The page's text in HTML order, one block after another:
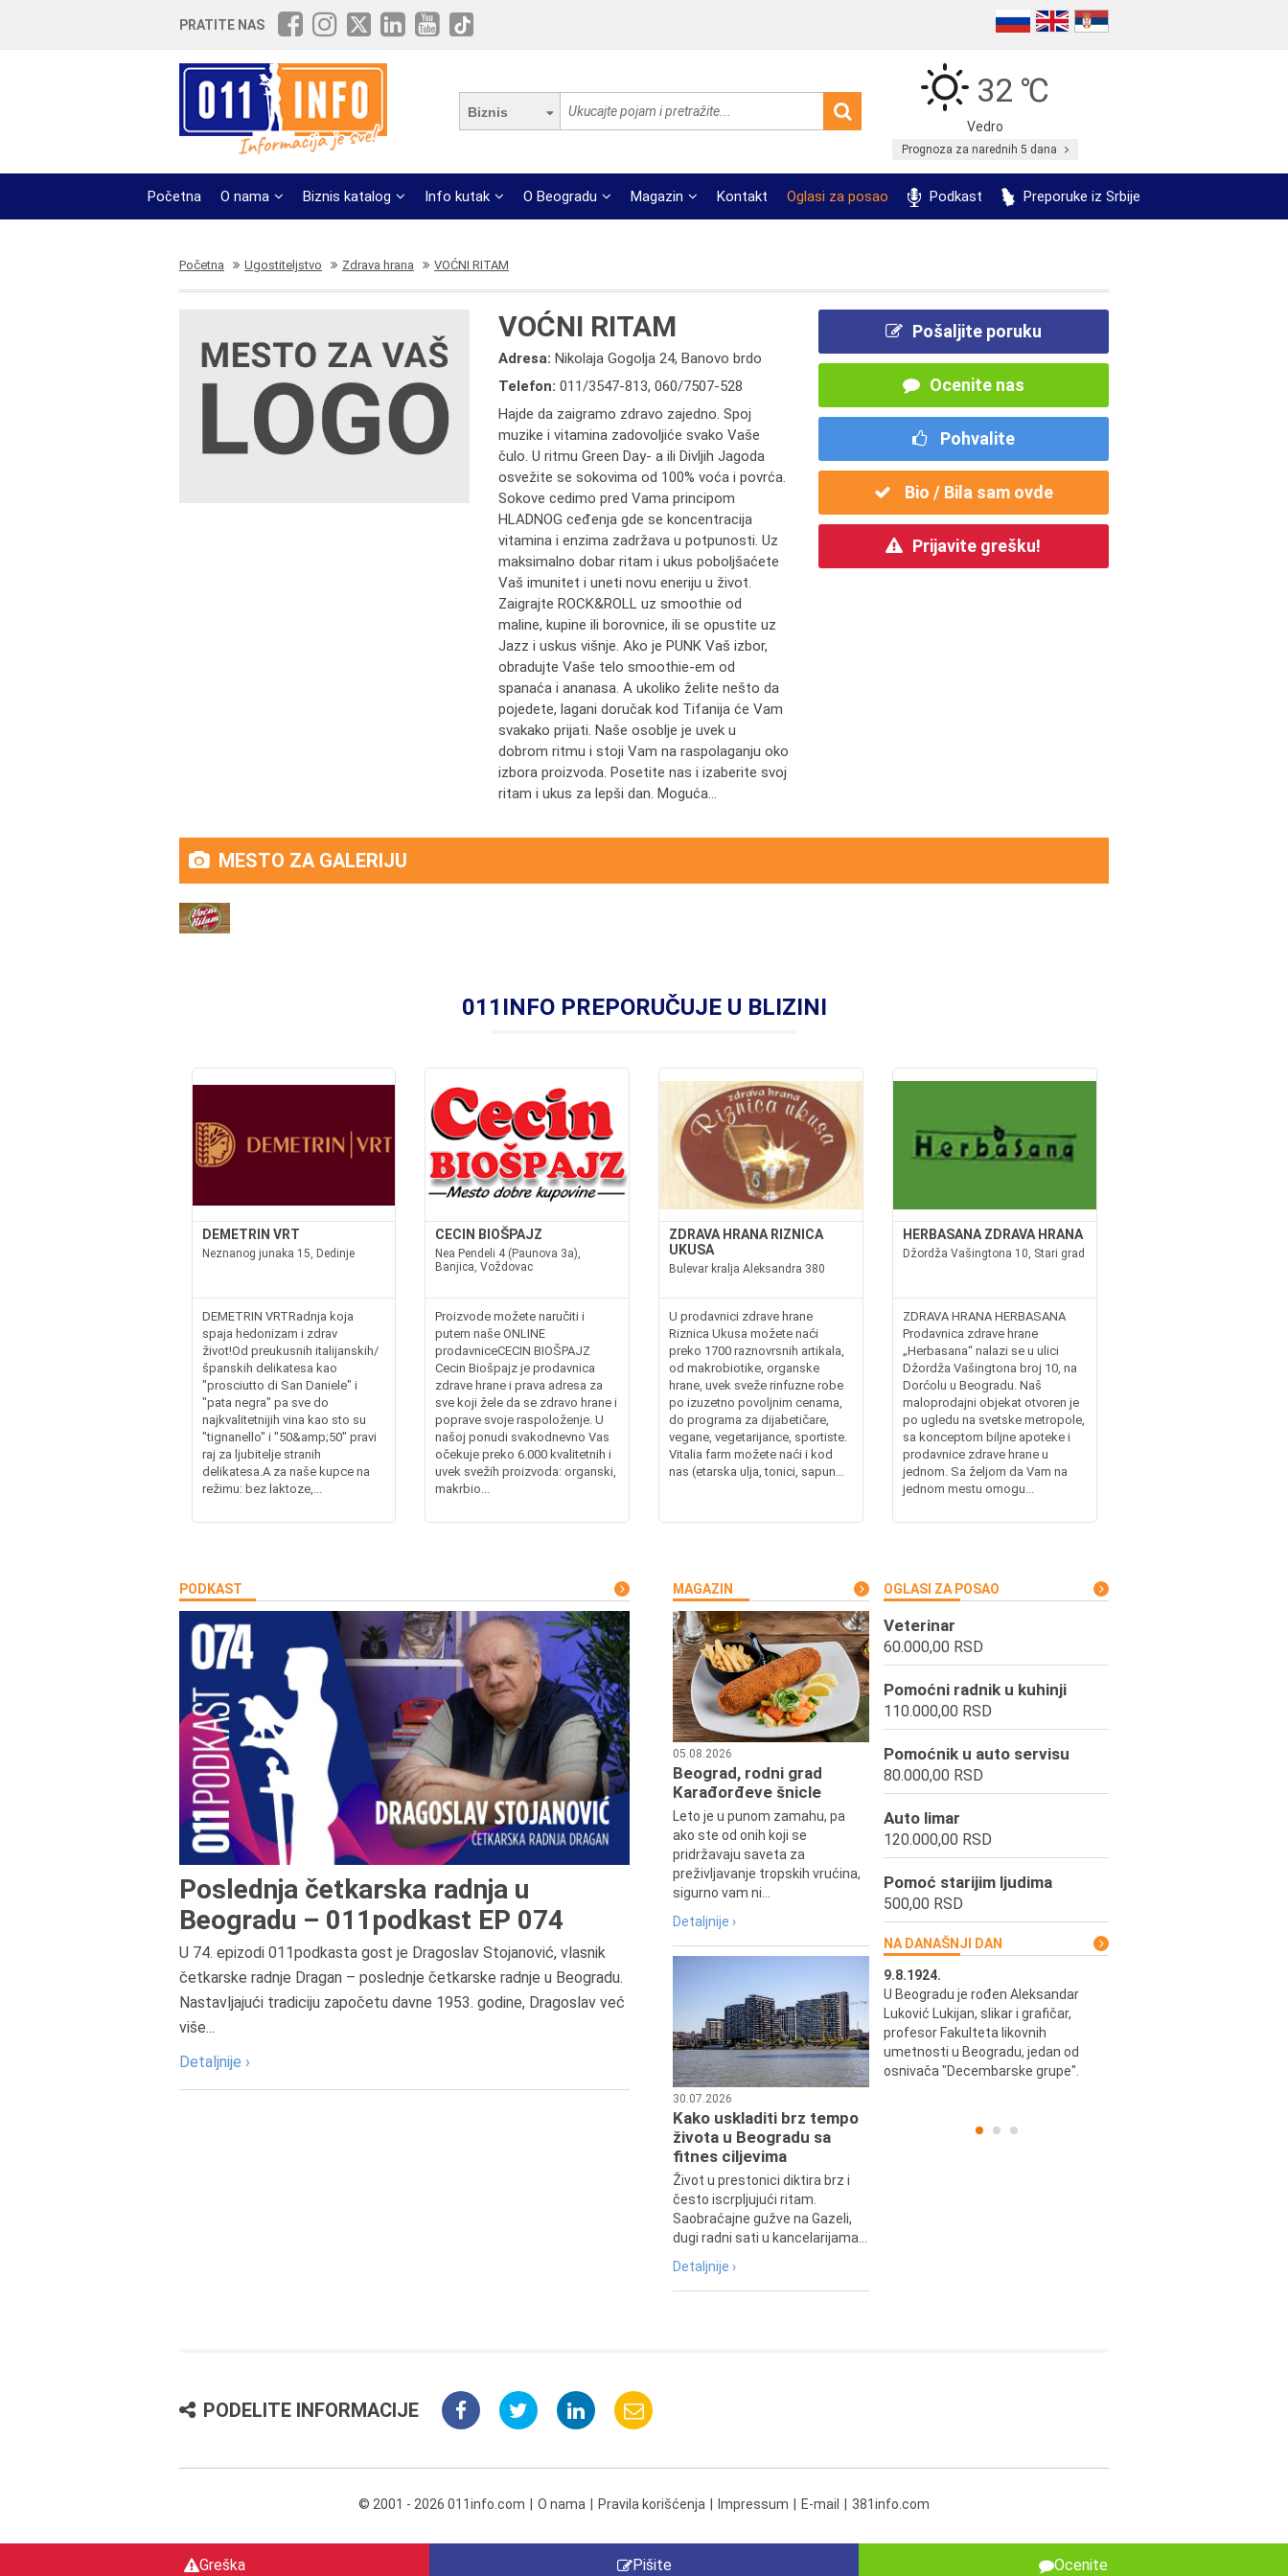
PRATITE NAS
Biznis
32 ℃
Vedro
Prognoza za narednih 5 dana
Početna O nama Biznis katalog Info kutak O Beogradu Magazin Kontakt Oglasi za posao Podkast Preporuke iz Srbije
Početna Ugostiteljstvo Zdrava hrana VOĆNI RITAM
VOĆNI RITAM
Adresa:Nikolaja Gogolja 24, Banovo brdo
Telefon:011/3547-813,060/7507-528
Hajde da zaigramo zdravo zajedno. Spoj
muzike i vitamina zadovoljiće svako Vaše
čulo. U ritmu Green Day- a ili Divljih Jagoda
osvežite se sokovima od 100% voća i povrća.
Sokove cedimo pred Vama principom
HLADNOG ceđenja gde se koncentracija
vitamina i enzima zadržava u potpunosti. Uz
maksimalno dobar ritam i ukus poboljšaćete
Vaš imunitet i uneti novu eneriju u život.
Zaigrajte ROCK&ROLL uz smoothie od
maline, kupine ili borovnice, ili se opustite uz
Jazz i uskus višnje. Ako je PUNK Vaš izbor,
obradujte Vaše telo smoothie-em od
spanaća i ananasa. A ukoliko želite nešto da
pojedete, lagani doručak kod Tifanija će Vam
svakako prijati. Naše osoblje je uvek u
dobrom ritmu i stoji Vam na raspolaganju oko
izbora proizvoda. Posetite nas i izaberite svoj
ritam i ukus za lepši dan. Moguća...
Pošaljite poruku
Ocenite nas
Pohvalite
Bio / Bila sam ovde
Prijavite grešku!
MESTO ZA GALERIJU
011INFO PREPORUČUJE U BLIZINI
DEMETRIN VRT
Neznanog junaka 15, Dedinje
DEMETRIN VRTRadnja koja
spaja hedonizam i zdrav
život!Od preukusnih italijanskih/
španskih delikatesa kao
"prosciutto di San Daniele" i
"pata negra" pa sve do
najkvalitetnijih vina kao sto su
"tignanello" i "50&amp;50" pravi
raj za ljubitelje stranih
delikatesa.A za naše kupce na
režimu: bez laktoze,...
CECIN BIOŠPAJZ
Nea Pendeli 4 (Paunova 3a),
Banjica, Voždovac
Proizvode možete naručiti i
putem naše ONLINE
prodavniceCECIN BIOŠPAJZ
Cecin Biošpajz je prodavnica
zdrave hrane i prava adresa za
sve koji žele da se zdravo hrane i
poprave svoje raspoloženje. U
našoj ponudi svakodnevno Vas
očekuje preko 6.000 kvalitetnih i
uvek svežih proizvoda: organski,
makrbio...
ZDRAVA HRANA RIZNICA
UKUSA
Bulevar kralja Aleksandra 380
U prodavnici zdrave hrane
Riznica Ukusa možete naći
preko 1700 raznovrsnih artikala,
od makrobiotike, organske
hrane, uvek sveže rinfuzne robe
po izuzetno povoljnim cenama,
do programa za dijabetičare,
vegane, vegetarijance, sportiste.
Vitalia farm možete naći i kod
nas (etarska ulja, tonici, sapun...
HERBASANA ZDRAVA HRANA
Džordža Vašingtona 10, Stari grad
ZDRAVA HRANA HERBASANA
Prodavnica zdrave hrane
„Herbasana“ nalazi se u ulici
Džordža Vašingtona broj 10, na
Dorćolu u Beogradu. Naš
maloprodajni objekat otvoren je
po ugledu na svetske metropole,
sa konceptom biljne apoteke i
prodavnice zdrave hrane u
jednom. Sa željom da Vam na
jednom mestu omogu...
PODKAST
Poslednja četkarska radnja u
Beogradu – 011podkast EP 074
U 74. epizodi 011podkasta gost je Dragoslav Stojanović, vlasnik
četkarske radnje Dragan – poslednje četkarske radnje u Beogradu.
Nastavljajući tradiciju započetu davne 1953. godine, Dragoslav već
više...
Detaljnije ›
MAGAZIN
05.08.2026
Beograd, rodni grad
Karađorđeve šnicle
Leto je u punom zamahu, pa
ako ste od onih koji se
pridržavaju saveta za
preživljavanje tropskih vrućina,
sigurno vam ni...
Detaljnije ›
30.07.2026
Kako uskladiti brz tempo
života u Beogradu sa
fitnes ciljevima
Život u prestonici diktira brz i
često iscrpljujući ritam.
Saobraćajne gužve na Gazeli,
dugi radni sati u kancelarijama...
Detaljnije ›
OGLASI ZA POSAO
Veterinar
60.000,00 RSD
Pomoćni radnik u kuhinji
110.000,00 RSD
Pomoćnik u auto servisu
80.000,00 RSD
Auto limar
120.000,00 RSD
Pomoć starijim ljudima
500,00 RSD
NA DANAŠNJI DAN
Dositej Obradović je došao u Srbiju i
u Beograd, gde je nastavio književni i
prosvetni rad, čime je simbolično
najavljen povratak glavnih tokova
srpske kulture južno od Save i
Dunava.
9.8.1924.
U Beogradu je rođen Aleksandar
Luković Lukijan, slikar i grafičar,
profesor Fakulteta likovnih
umetnosti u Beogradu, jedan od
osnivača "Decembarske grupe".
PODELITE INFORMACIJE
Greška Pišite Ocenite
© 2001 - 2026 011info.com O nama Pravila korišćenja Impressum E-mail 381info.com